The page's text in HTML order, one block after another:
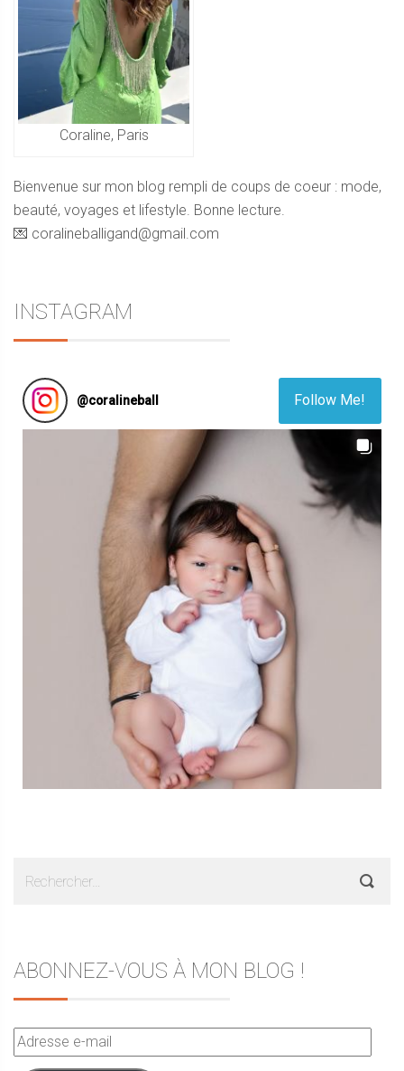
Coraline, Paris
Bienvenue sur mon blog rempli de coups de coeur : mode,
beauté, voyages et lifestyle. Bonne lecture.
💌 coralineballigand@gmail.com
INSTAGRAM
@coralineball Follow Me!
ABONNEZ-VOUS À MON BLOG !
Adresse
e-